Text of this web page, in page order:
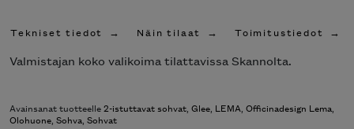
Tekniset tiedot Näin tilaat Toimitustiedot
Valmistajan koko valikoima tilattavissa Skannolta.
Avainsanat tuotteelle2-istuttavat sohvat, Glee, LEMA, Officinadesign Lema,
Olohuone, Sohva, Sohvat